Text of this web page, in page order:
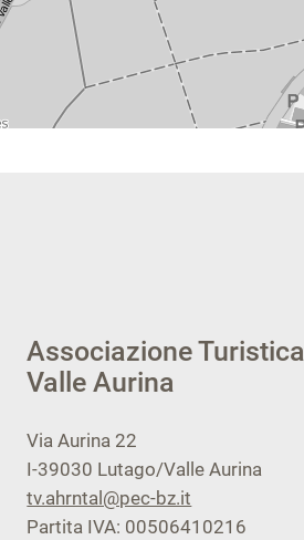
Associazione Turistica
Valle Aurina
Via Aurina 22
I-39030 Lutago/Valle Aurina
tv.ahrntal@pec-bz.it
Partita IVA: 00506410216